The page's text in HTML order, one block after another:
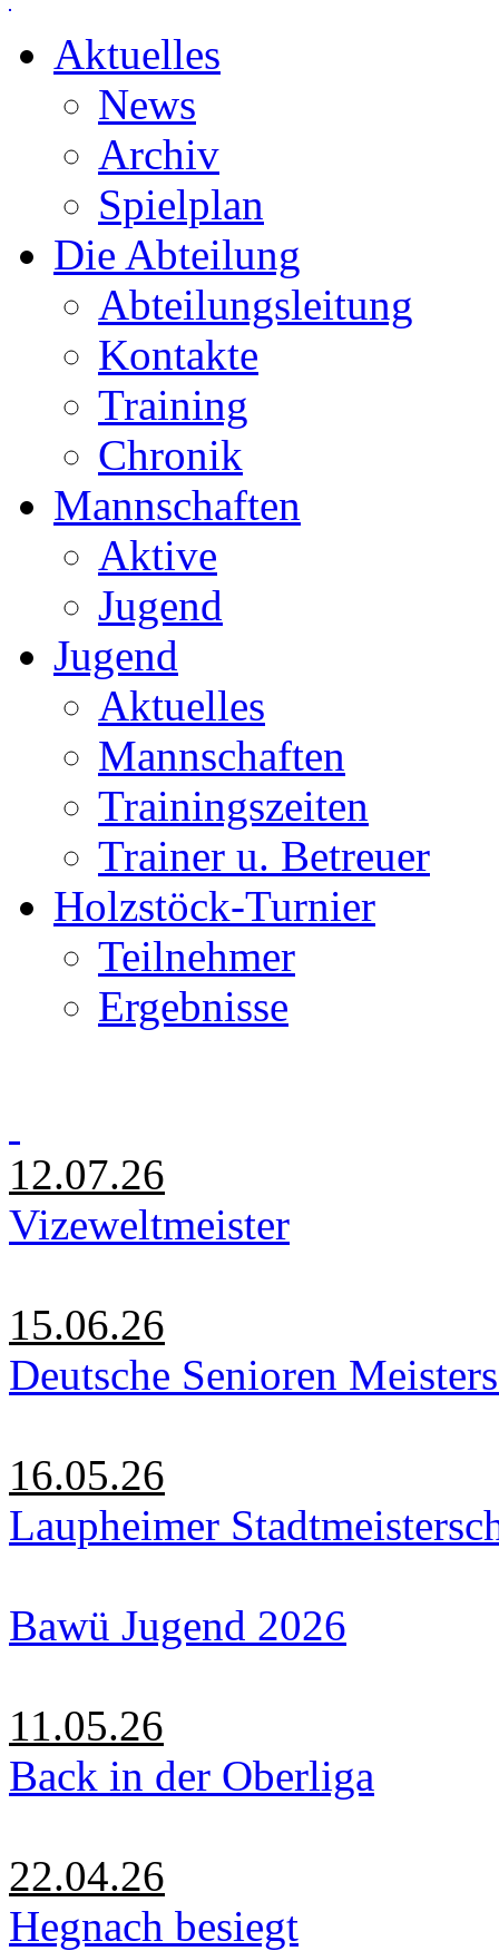
Aktuelles
News
Archiv
Spielplan
Die Abteilung
Abteilungsleitung
Kontakte
Training
Chronik
Mannschaften
Aktive
Jugend
Jugend
Aktuelles
Mannschaften
Trainingszeiten
Trainer u. Betreuer
Holzstöck-Turnier
Teilnehmer
Ergebnisse
12.07.26
Vizeweltmeister
15.06.26
Deutsche Senioren
16.05.26
Laupheimer
Bawü Jugend 2026
11.05.26
Back in der Oberliga
22.04.26
Hegnach besiegt